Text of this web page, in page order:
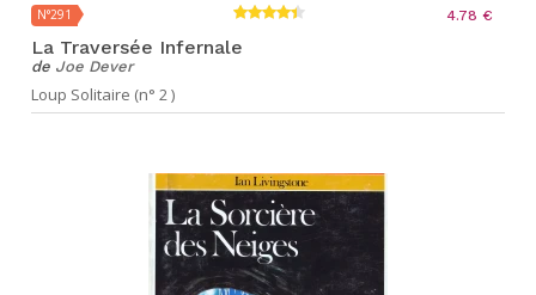
N°291 4.78 €
La Traversée Infernale
de Joe Dever
Loup Solitaire (n° 2 )